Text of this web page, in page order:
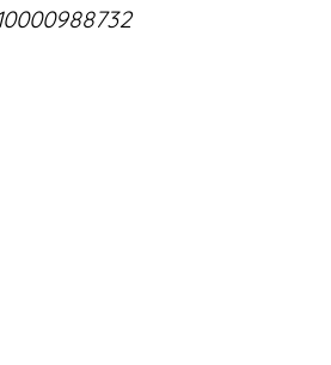
10000988732